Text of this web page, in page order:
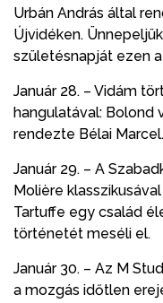
Urbán András által
Újvidéken.
születésnapját ezen
Január 28. – Vidám
hangulatával: Bolond
rendezte Bélai Marcel.
Január 29. – A
Molière
Tartuffe egy család
történetét meséli el.
Január 30. – Az M
a mozgás időtlen